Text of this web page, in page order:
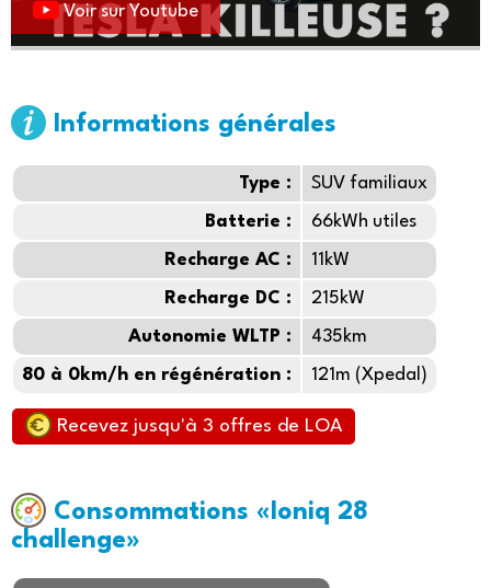
Voir sur Youtube
Informations générales
Type : SUV familiaux
Batterie : 66kWh utiles
Recharge AC : 11kW
Recharge DC : 215kW
Autonomie WLTP : 435km
80 à 0km/h en régénération : 121m (Xpedal)
Recevez jusqu'à 3 offres de LOA
Consommations «Ioniq 28
challenge»